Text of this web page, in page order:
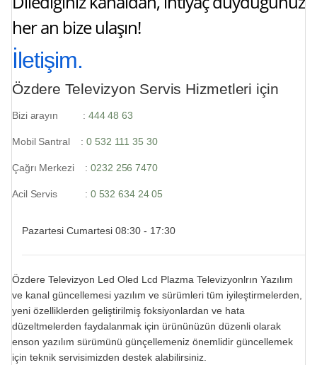
her an bize ulaşın!
İletişim.
Özdere Televizyon Servis Hizmetleri için
Bizi arayın : 444 48 63
Mobil Santral :0 532 111 35 30
Çağrı Merkezi :0232 256 7470
Acil Servis : 0 532 634 24 05
Pazartesi Cumartesi 08:30 - 17:30
Özdere Televizyon Led Oled Lcd Plazma Televizyonlrın Yazılım
ve kanal güncellemesi yazılım ve sürümleri tüm iyileştirmelerden,
yeni özelliklerden geliştirilmiş foksiyonlardan ve hata
düzeltmelerden faydalanmak için ürününüzün düzenli olarak
enson yazılım sürümünü günçellemeniz önemlidir güncellemek
için teknik servisimizden destek alabilirsiniz.